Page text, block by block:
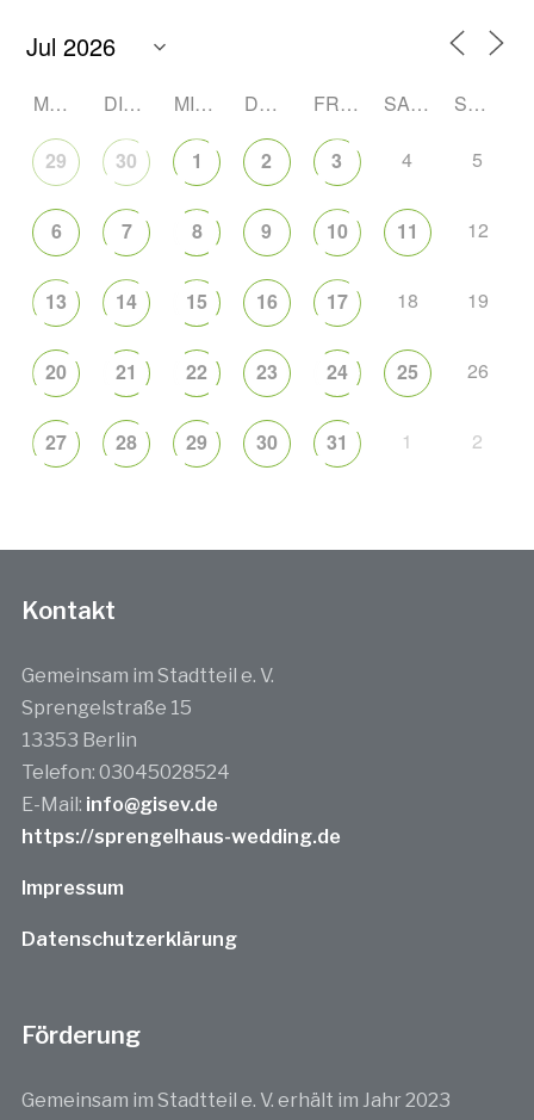
MONTAG DIENSTAG MITTWOCH DONNERSTAG FREITAG SAMSTAG SONNTAG
29 30 1 2 3 4 5
6 7 8 9 10 11 12
13 14 15 16 17 18 19
20 21 22 23 24 25 26
27 28 29 30 31 1 2
Kontakt
Gemeinsam im Stadtteil e. V.
Sprengelstraße 15
13353 Berlin
Telefon: 03045028524
E-Mail: info@gisev.de
https://sprengelhaus-wedding.de
Impressum
Datenschutzerklärung
Förderung
Gemeinsam im Stadtteil e. V. erhält im Jahr 2023